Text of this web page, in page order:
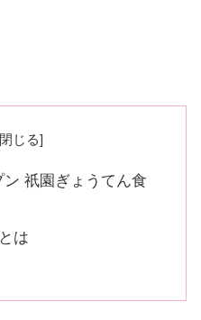
祇園ぎょうてん食
は